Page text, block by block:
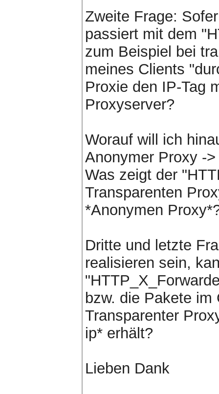
Zweite Frage:
passiert mit dem
zum Beispiel bei
meines Clients
Proxie den IP-Tag
Proxyserver?
Worauf will ich
Anonymer Proxy -
Was zeigt der
Transparenten
*Anonymen
Dritte und letzte
realisieren sein,
bzw. die Pakete
Transparenter
ip* erhält?
Lieben Dank